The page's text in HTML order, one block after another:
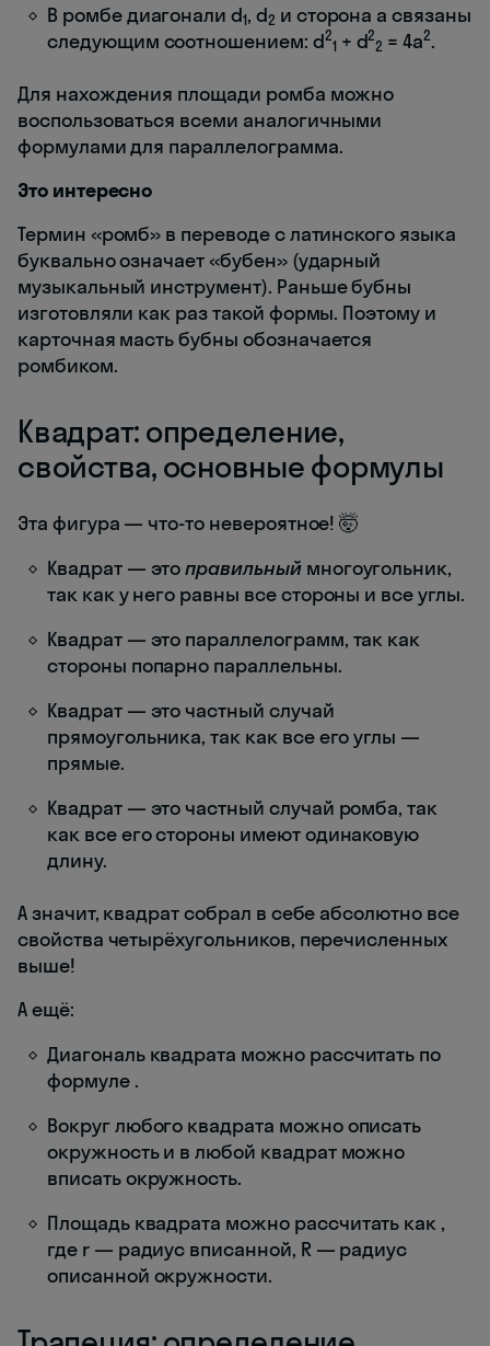
В ромбе диагонали d1, d2 и сторона а связаны
следующим соотношением: d2
1+ d2
2 = 4a2.
Для нахождения площади ромба можно
воспользоваться всеми аналогичными
формулами для параллелограмма.
Это интересно
Термин «ромб» в переводе с латинского языка
буквально означает «бубен» (ударный
музыкальный инструмент). Раньше бубны
изготовляли как раз такой формы. Поэтому и
карточная масть бубны обозначается
ромбиком.
Квадрат: определение,
свойства, основные формулы
Эта фигура — что-то невероятное! 🤯
Квадрат — этоправильныймногоугольник,
так как у него равны все стороны и все углы.
Квадрат — это параллелограмм, так как
стороны попарно параллельны.
Квадрат — это частный случай
прямоугольника, так как все его углы —
прямые.
Квадрат — это частный случай ромба, так
как все его стороны имеют одинаковую
длину.
А значит, квадрат собрал в себе абсолютно все
свойства четырёхугольников, перечисленных
выше!
А ещё:
Диагональ квадрата можно рассчитать по
формуле .
Вокруг любого квадрата можно описать
окружность и в любой квадрат можно
вписать окружность.
Площадь квадрата можно рассчитать как ,
где r — радиус вписанной, R — радиус
описанной окружности.